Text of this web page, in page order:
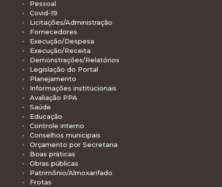
Pessoal
Covid-19
Licitações/Administração
Fornecedores
Execução/Despesa
Execução/Receita
Demonstrações/Relatórios
Legislação do Portal
Planejamento
Informações institucionais
Avaliação PPA
Saúde
Educação
Controle interno
Conselhos municipais
Orçamento por Secretaria
Boas práticas
Obras públicas
Patrimônio/Almoxarifado
Frotas